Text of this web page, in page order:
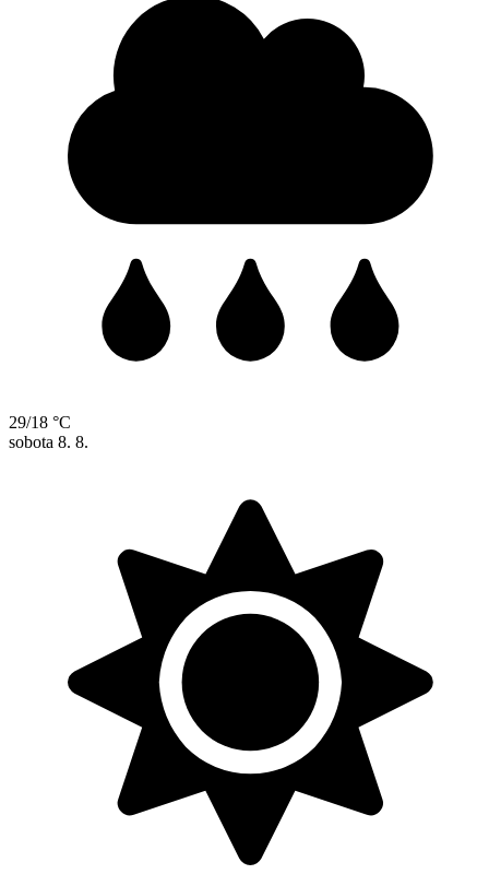
29/18 °C
sobota 8. 8.